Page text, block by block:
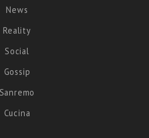
News
Reality
Social
Gossip
Sanremo
Cucina